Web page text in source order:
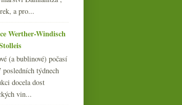
z
a pro...
Werther-Windisch
(a bublinové) počasí
posledních týdnech
docela dost
vin...